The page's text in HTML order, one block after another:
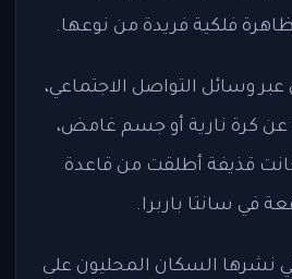
ظاهرة فلكية فريدة من نوعها.
وسائل التواصل الاجتماعي،
عن كرة نارية أو جسم غامض،
قذيفة أطلقت من قاعدة
في سانتا باربرا.
نشرها السكان المحليون على